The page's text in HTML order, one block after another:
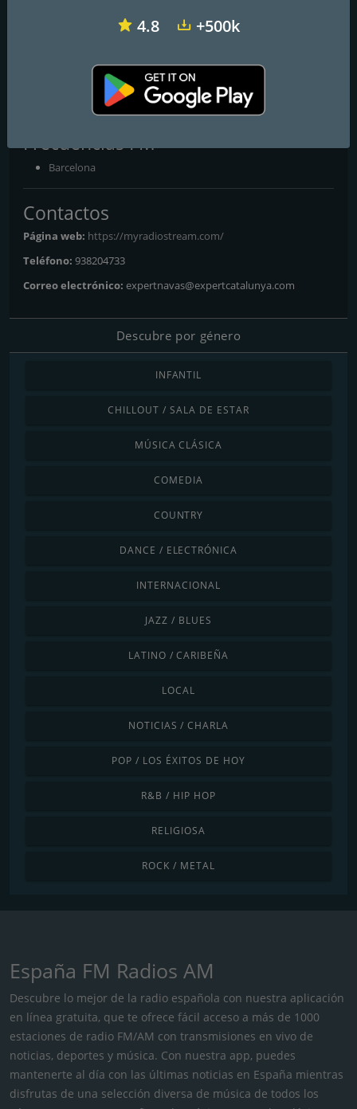
80S Rick Astley & Friends
80s-pop-dance-
The best memories and news of Rick and his friends
Frecuencias FM
Barcelona
Contactos
Página web: https://myradiostream.com/
Teléfono: 938204733
Correo electrónico: expertnavas@expertcatalunya.com
Descubre por género
INFANTIL
CHILLOUT / SALA DE ESTAR
MÚSICA CLÁSICA
COMEDIA
COUNTRY
DANCE / ELECTRÓNICA
INTERNACIONAL
JAZZ / BLUES
LATINO / CARIBEÑA
LOCAL
NOTICIAS / CHARLA
POP / LOS ÉXITOS DE HOY
R&B / HIP HOP
RELIGIOSA
ROCK / METAL
España FM Radios AM
Descubre lo mejor de la radio española con nuestra aplicación
en línea gratuita, que te ofrece fácil acceso a más de 1000
estaciones de radio FM/AM con transmisiones en vivo de
noticias, deportes y música. Con nuestra app, puedes
mantenerte al día con las últimas noticias en España mientras
disfrutas de una selección diversa de música de todos los
4.8 +500k